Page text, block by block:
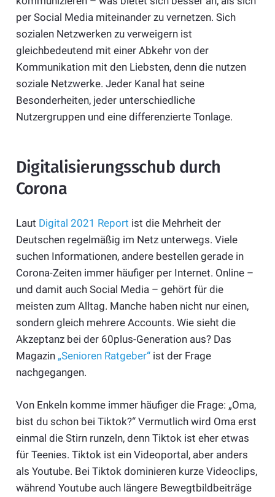
per Social Media miteinander zu vernetzen. Sich
sozialen Netzwerken zu verweigern ist
gleichbedeutend mit einer Abkehr von der
Kommunikation mit den Liebsten, denn die nutzen
soziale Netzwerke. Jeder Kanal hat seine
Besonderheiten, jeder unterschiedliche
Nutzergruppen und eine differenzierte Tonlage.
Digitalisierungsschub durch
Corona
Laut Digital 2021 Report ist die Mehrheit der
Deutschen regelmäßig im Netz unterwegs. Viele
suchen Informationen, andere bestellen gerade in
Corona-Zeiten immer häufiger per Internet. Online –
und damit auch Social Media – gehört für die
meisten zum Alltag. Manche haben nicht nur einen,
sondern gleich mehrere Accounts. Wie sieht die
Akzeptanz bei der 60plus-Generation aus? Das
Magazin „Senioren Ratgeber“ist der Frage
nachgegangen.
Von Enkeln komme immer häufiger die Frage: „Oma,
bist du schon bei Tiktok?“ Vermutlich wird Oma erst
einmal die Stirn runzeln, denn Tiktok ist eher etwas
für Teenies. Tiktok ist ein Videoportal, aber anders
als Youtube. Bei Tiktok dominieren kurze Videoclips,
während Youtube auch längere Bewegtbildbeiträge